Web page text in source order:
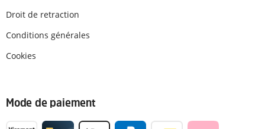
Droit de retraction
Conditions générales
Cookies
Mode de paiement